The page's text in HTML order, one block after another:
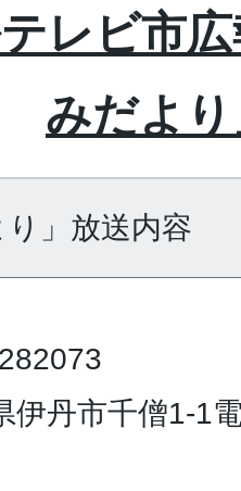
レビ市
みだよ
り」放送内容
伊丹市千僧1-1